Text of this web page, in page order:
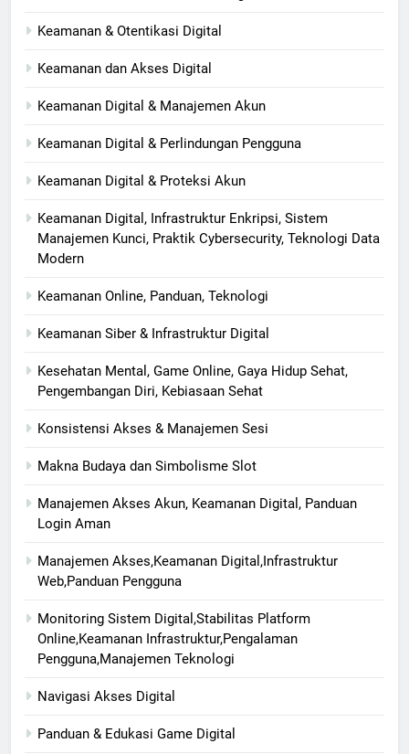
Keamanan & Otentikasi Digital
Keamanan dan Akses Digital
Keamanan Digital & Manajemen Akun
Keamanan Digital & Perlindungan Pengguna
Keamanan Digital & Proteksi Akun
Keamanan Digital, Infrastruktur Enkripsi, Sistem
Manajemen Kunci, Praktik Cybersecurity, Teknologi Data
Modern
Keamanan Online, Panduan, Teknologi
Keamanan Siber & Infrastruktur Digital
Kesehatan Mental, Game Online, Gaya Hidup Sehat,
Pengembangan Diri, Kebiasaan Sehat
Konsistensi Akses & Manajemen Sesi
Makna Budaya dan Simbolisme Slot
Manajemen Akses Akun, Keamanan Digital, Panduan
Login Aman
Manajemen Akses,Keamanan Digital,Infrastruktur
Web,Panduan Pengguna
Monitoring Sistem Digital,Stabilitas Platform
Online,Keamanan Infrastruktur,Pengalaman
Pengguna,Manajemen Teknologi
Navigasi Akses Digital
Panduan & Edukasi Game Digital